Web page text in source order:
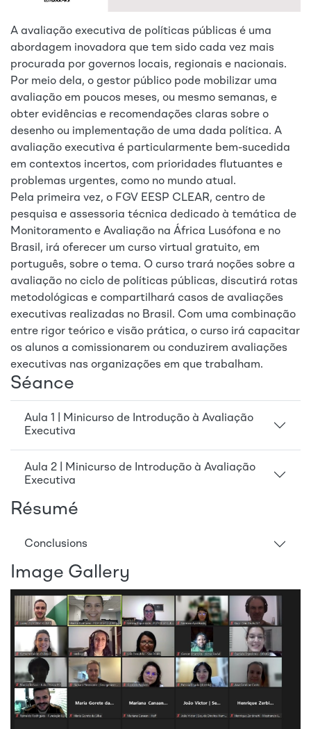
A avaliação executiva de políticas públicas é uma
abordagem inovadora que tem sido cada vez mais
procurada por governos locais, regionais e nacionais.
Por meio dela, o gestor público pode mobilizar uma
avaliação em poucos meses, ou mesmo semanas, e
obter evidências e recomendações claras sobre o
desenho ou implementação de uma dada política. A
avaliação executiva é particularmente bem-sucedida
em contextos incertos, com prioridades flutuantes e
problemas urgentes, como no mundo atual.
Pela primeira vez, o FGV EESP CLEAR, centro de
pesquisa e assessoria técnica dedicado à temática de
Monitoramento e Avaliação na África Lusófona e no
Brasil, irá oferecer um curso virtual gratuito, em
português, sobre o tema. O curso trará noções sobre a
avaliação no ciclo de políticas públicas, discutirá rotas
metodológicas e compartilhará casos de avaliações
executivas realizadas no Brasil. Com uma combinação
entre rigor teórico e visão prática, o curso irá capacitar
os alunos a comissionarem ou conduzirem avaliações
executivas nas organizações em que trabalham.
Séance
Aula 1 | Minicurso de Introdução à Avaliação
Executiva
Aula 2 | Minicurso de Introdução à Avaliação
Executiva
Résumé
Conclusions
Image Gallery